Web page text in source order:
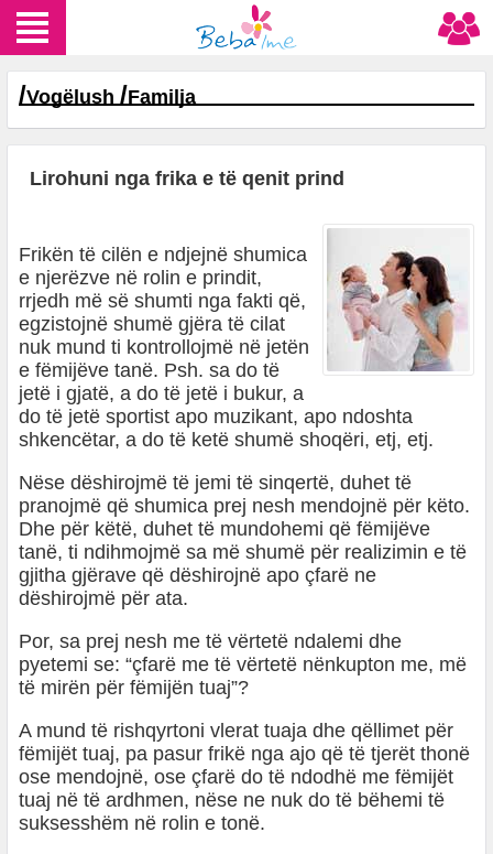
/Vogëlush /Familja
Lirohuni nga frika e të qenit prind
Frikën të cilën e ndjejnë shumica
e njerëzve në rolin e prindit,
rrjedh më së shumti nga fakti që,
egzistojnë shumë gjëra të cilat
nuk mund ti kontrollojmë në jetën
e fëmijëve tanë. Psh. sa do të
jetë i gjatë, a do të jetë i bukur, a
do të jetë sportist apo muzikant, apo ndoshta
shkencëtar, a do të ketë shumë shoqëri, etj, etj.
Nëse dëshirojmë të jemi të sinqertë, duhet të
pranojmë që shumica prej nesh mendojnë për këto.
Dhe për këtë, duhet të mundohemi që fëmijëve
tanë, ti ndihmojmë sa më shumë për realizimin e të
gjitha gjërave që dëshirojnë apo çfarë ne
dëshirojmë për ata.
Por, sa prej nesh me të vërtetë ndalemi dhe
pyetemi se: “çfarë me të vërtetë nënkupton me, më
të mirën për fëmijën tuaj”?
A mund të rishqyrtoni vlerat tuaja dhe qëllimet për
fëmijët tuaj, pa pasur frikë nga ajo që të tjerët thonë
ose mendojnë, ose çfarë do të ndodhë me fëmijët
tuaj në të ardhmen, nëse ne nuk do të bëhemi të
suksesshëm në rolin e tonë.